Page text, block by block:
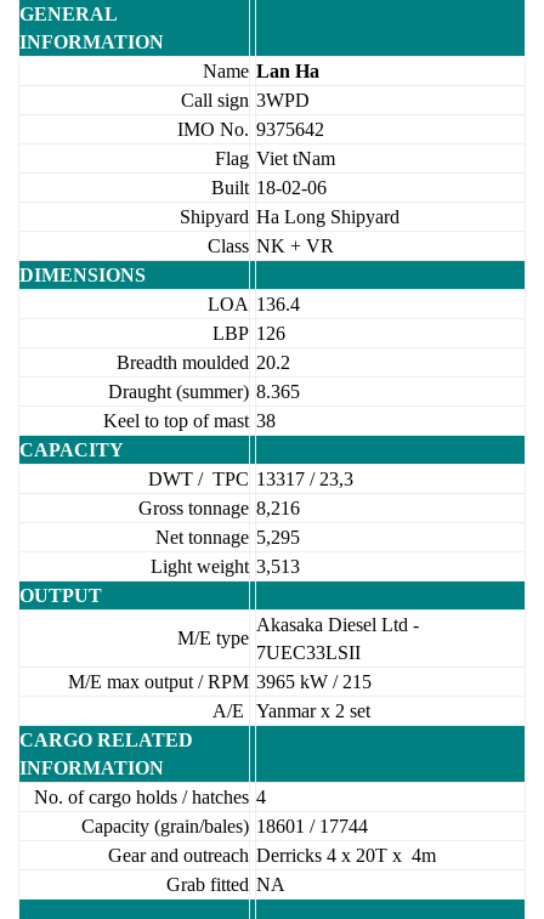
GENERAL
INFORMATION
Name Lan Ha
Call sign 3WPD
IMO No. 9375642
Flag Viet tNam
Built 18-02-06
Shipyard Ha Long Shipyard
Class NK + VR
DIMENSIONS
LOA 136.4
LBP 126
Breadth moulded 20.2
Draught (summer) 8.365
Keel to top of mast 38
CAPACITY
DWT / TPC 13317 / 23,3
Gross tonnage 8,216
Net tonnage 5,295
Light weight 3,513
OUTPUT
M/E type
Akasaka Diesel Ltd -
7UEC33LSII
M/E max output / RPM 3965 kW / 215
A/E
Yanmar x 2 set
CARGO RELATED
INFORMATION
No. of cargo holds / hatches 4
Capacity (grain/bales) 18601 / 17744
Gear and outreach Derricks 4 x 20T x 4m
Grab fitted NA